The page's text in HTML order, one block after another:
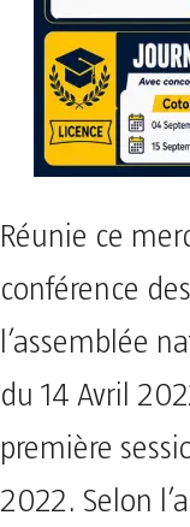
Réunie ce
conférence
l’assemblée
du 14 Avril
première
2022. Selon